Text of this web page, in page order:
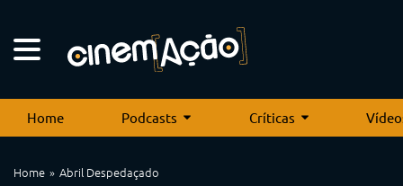
Home Podcasts Críticas
Home Abril Despedaçado